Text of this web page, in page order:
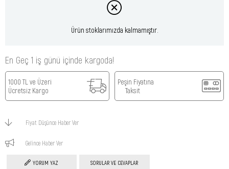
Ürün stoklarımızda kalmamıştır.
En Geç 1 iş günü içinde kargoda!
1000 TL ve Üzeri
Ücretsiz Kargo
Peşin Fiyatına
Taksit
Fiyat Düşünce Haber Ver
Gelince Haber Ver
YORUM YAZ SORULAR VE CEVAPLAR